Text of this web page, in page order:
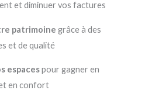
et diminuer vos factures
patrimoine grâce à des
et de qualité
espacespour gagner en
en confort